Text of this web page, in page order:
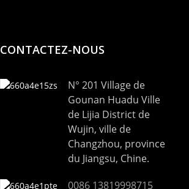
CONTACTEZ-NOUS
N° 201 Village de
Gounan Huadu Ville
de Lijia District de
Wujin, ville de
Changzhou, province
du Jiangsu, Chine.
0086 13819998715